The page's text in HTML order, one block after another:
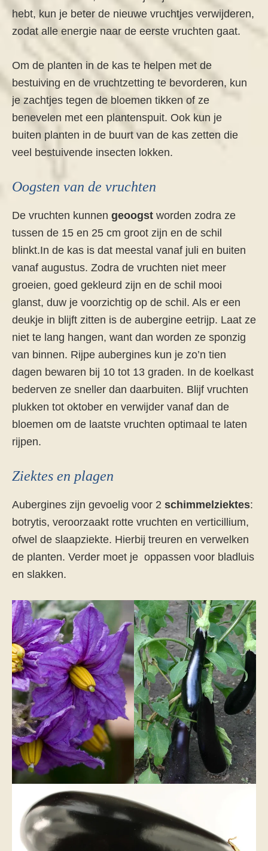
hebt, kun je beter de nieuwe vruchtjes verwijderen,
zodat alle energie naar de eerste vruchten gaat.
Om de planten in de kas te helpen met de
bestuiving en de vruchtzetting te bevorderen, kun
je zachtjes tegen de bloemen tikken of ze
benevelen met een plantenspuit. Ook kun je
buiten planten in de buurt van de kas zetten die
veel bestuivende insecten lokken.
Oogsten van de vruchten
De vruchten kunnen geoogst worden zodra ze
tussen de 15 en 25 cm groot zijn en de schil
blinkt.In de kas is dat meestal vanaf juli en buiten
vanaf augustus. Zodra de vruchten niet meer
groeien, goed gekleurd zijn en de schil mooi
glanst, duw je voorzichtig op de schil. Als er een
deukje in blijft zitten is de aubergine eetrijp. Laat ze
niet te lang hangen, want dan worden ze sponzig
van binnen. Rijpe aubergines kun je zo’n tien
dagen bewaren bij 10 tot 13 graden. In de koelkast
bederven ze sneller dan daarbuiten. Blijf vruchten
plukken tot oktober en verwijder vanaf dan de
bloemen om de laatste vruchten optimaal te laten
rijpen.
Ziektes en plagen
Aubergines zijn gevoelig voor 2 schimmelziektes:
botrytis, veroorzaakt rotte vruchten en verticillium,
ofwel de slaapziekte. Hierbij treuren en verwelken
de planten. Verder moet je oppassen voor bladluis
en slakken.